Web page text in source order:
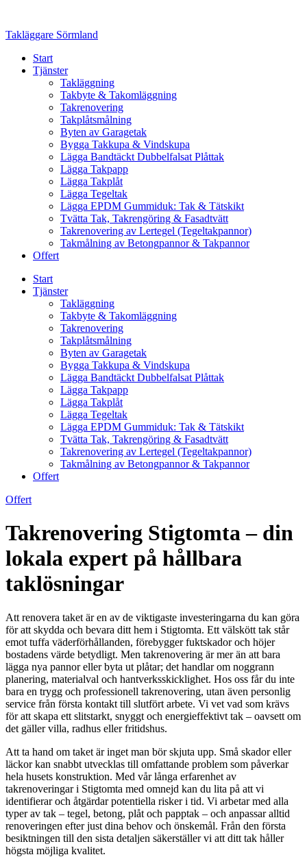
content
Takläggare Sörmland
Start
Tjänster
Takläggning
Takbyte & Takomläggning
Takrenovering
Takplåtsmålning
Byten av Garagetak
Bygga Takkupa & Vindskupa
Lägga Bandtäckt Dubbelfalsat Plåttak
Lägga Takpapp
Lägga Takplåt
Lägga Tegeltak
Lägga EPDM Gummiduk: Tak & Tätskikt
Tvätta Tak, Takrengöring & Fasadtvätt
Takrenovering av Lertegel (Tegeltakpannor)
Takmålning av Betongpannor & Takpannor
Offert
Start
Tjänster
Takläggning
Takbyte & Takomläggning
Takrenovering
Takplåtsmålning
Byten av Garagetak
Bygga Takkupa & Vindskupa
Lägga Bandtäckt Dubbelfalsat Plåttak
Lägga Takpapp
Lägga Takplåt
Lägga Tegeltak
Lägga EPDM Gummiduk: Tak & Tätskikt
Tvätta Tak, Takrengöring & Fasadtvätt
Takrenovering av Lertegel (Tegeltakpannor)
Takmålning av Betongpannor & Takpannor
Offert
Offert
Takrenovering Stigtomta – din
lokala expert på hållbara
taklösningar
Att renovera taket är en av de viktigaste investeringarna du kan göra
för att skydda och bevara ditt hem i Stigtomta. Ett välskött tak står
emot tuffa väderförhållanden, förebygger fuktskador och höjer
bostadens värde betydligt. Men takrenovering är mer än att bara
lägga nya pannor eller byta ut plåtar; det handlar om noggrann
planering, materialval och hantverksskicklighet. Hos oss får du inte
bara en trygg och professionell takrenovering, utan även personlig
service från första kontakt till slutfört arbete. Vi vet vad som krävs
för att skapa ett slitstarkt, snyggt och energieffektivt tak – oavsett om
det gäller villa, radhus eller fritidshus.
Att ta hand om taket är inget man bör skjuta upp. Små skador eller
läckor kan snabbt utvecklas till omfattande problem som påverkar
hela husets konstruktion. Med vår långa erfarenhet av
takrenoveringar i Stigtomta med omnejd kan du lita på att vi
identifierar och åtgärdar potentiella risker i tid. Vi arbetar med alla
typer av tak – tegel, betong, plåt och papptak – och anpassar alltid
renoveringen efter just dina behov och önskemål. Från den första
besiktningen till den sista detaljen säkerställer vi att ditt tak håller
högsta möjliga kvalitet.